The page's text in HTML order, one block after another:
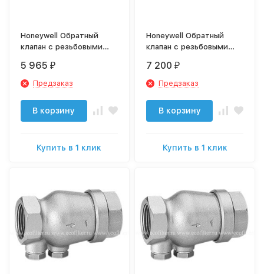
Honeywell Обратный
клапан с резьбовыми
5 965 ₽
Предзаказ
В корзину
Купить в 1 клик
Honeywell Обратный
клапан с резьбовыми
7 200 ₽
Предзаказ
В корзину
Купить в 1 клик